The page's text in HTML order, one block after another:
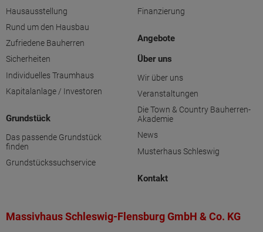
Hausausstellung
Rund um den Hausbau
Zufriedene Bauherren
Sicherheiten
Individuelles Traumhaus
Kapitalanlage / Investoren
Grundstück
Das passende Grundstück
finden
Grundstückssuchservice
Finanzierung
Angebote
Über uns
Wir über uns
Veranstaltungen
Die Town & Country Bauherren-
Akademie
News
Musterhaus Schleswig
Kontakt
Massivhaus Schleswig-Flensburg GmbH & Co. KG